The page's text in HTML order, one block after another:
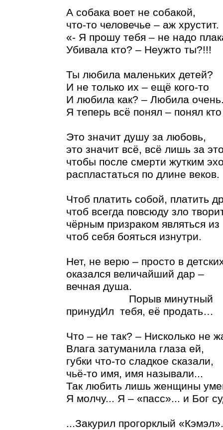
А собака воет не собакой,
что-то человечье – аж хрустит.
«- Я прошу тебя – не надо
Убивала кто? – Неужто ты?!!!
Ты любила маленьких
И не только их – ещё кого-то
И любила как? – Любила
Я теперь всё понял – понял
Это значит душу за любовь,
это значит всё, всё лишь за
чтобы после смерти жутким
распластаться по длине веков.
Чтоб платить собой, платить
чтоб всегда повсюду зло
чёрным призраком являться
чтоб себя бояться изнутри.
Нет, не верю – просто в
оказался величайший дар –
вечная душа.
Порыв минутный
принудИл тебя, её продать…
Что – не так? – Нисколько не
Влага затуманила глаза ей,
губки что-то сладкое сказали,
чьё-то имя, имя называли...
Так любить лишь женщины
Я молчу... Я – «пасс»... и Бог
...Закурил прогорклый «Кэмэл».